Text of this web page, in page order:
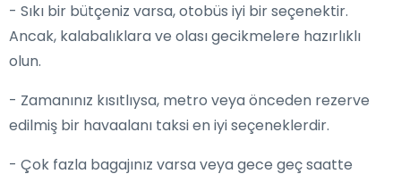
- Sıkı bir bütçeniz varsa, otobüs iyi bir seçenektir.
Ancak, kalabalıklara ve olası gecikmelere hazırlıklı
olun.
- Zamanınız kısıtlıysa, metro veya önceden rezerve
edilmiş bir havaalanı taksi en iyi seçeneklerdir.
- Çok fazla bagajınız varsa veya gece geç saatte